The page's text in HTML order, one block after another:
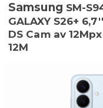
Samsung SM-
GALAXY S26+
DS Cam av
12M